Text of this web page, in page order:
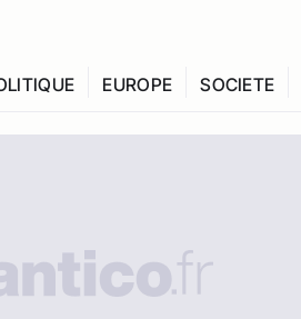
EUROPE SOCIETE